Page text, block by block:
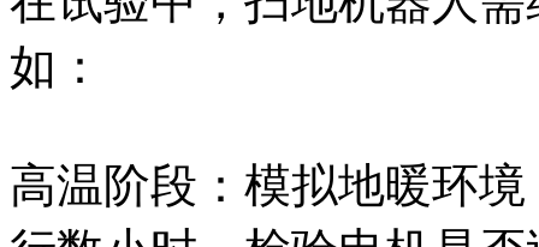
如：
高温阶段：模拟地暖环